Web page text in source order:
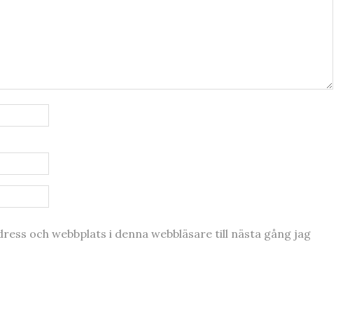
och webbplats i denna webbläsare till nästa gång jag